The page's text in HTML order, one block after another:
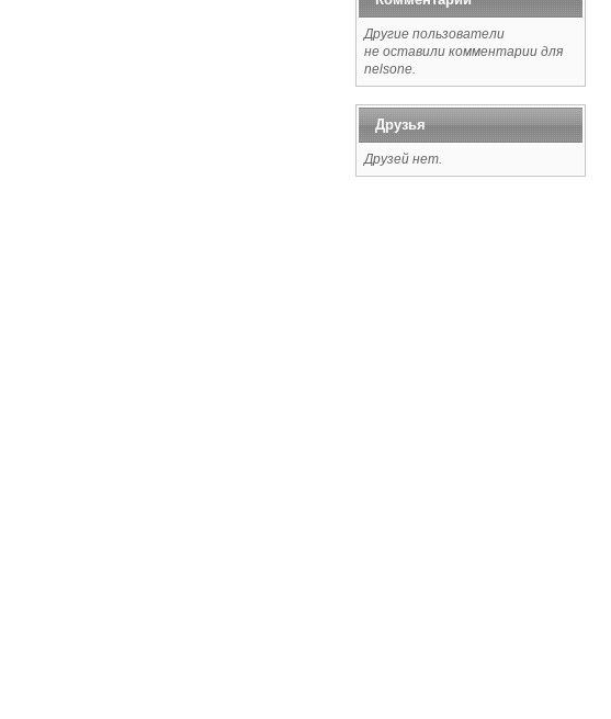
Другие пользователи
не оставили комментарии для
nelsone.
Друзья
Друзей нет.